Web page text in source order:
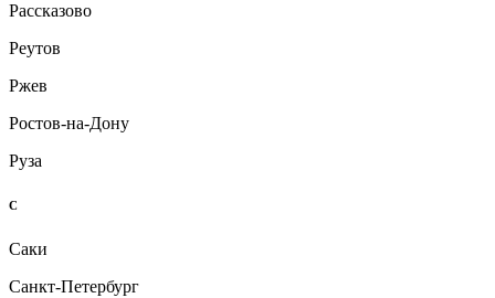
Рассказово
Реутов
Ржев
Ростов-на-Дону
Руза
С
Саки
Санкт-Петербург